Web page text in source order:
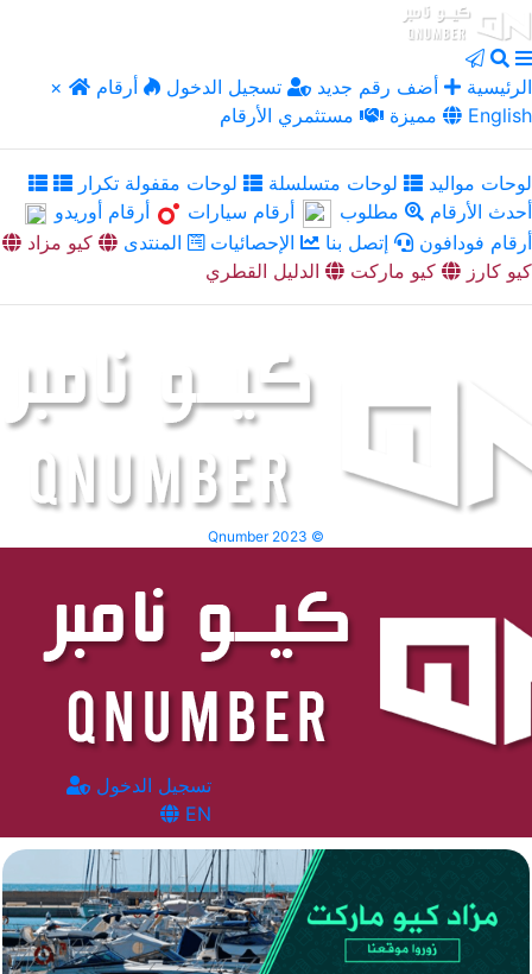
× الرئيسية أضف رقم جديد تسجيل الدخول
أرقام
مميزة
مستثمري الأرقام English
لوحات مواليد لوحات متسلسلة
لوحات مقفولة تكرار
أحدث الأرقام
مطلوب أرقام سيارات
أرقام أوريدو
أرقام فودافون
إتصل بنا الإحصائيات المنتدى
كيو مزاد
كيو كارز
كيو ماركت الدليل القطري
Qnumber 2023 ©
تسجيل الدخول
EN